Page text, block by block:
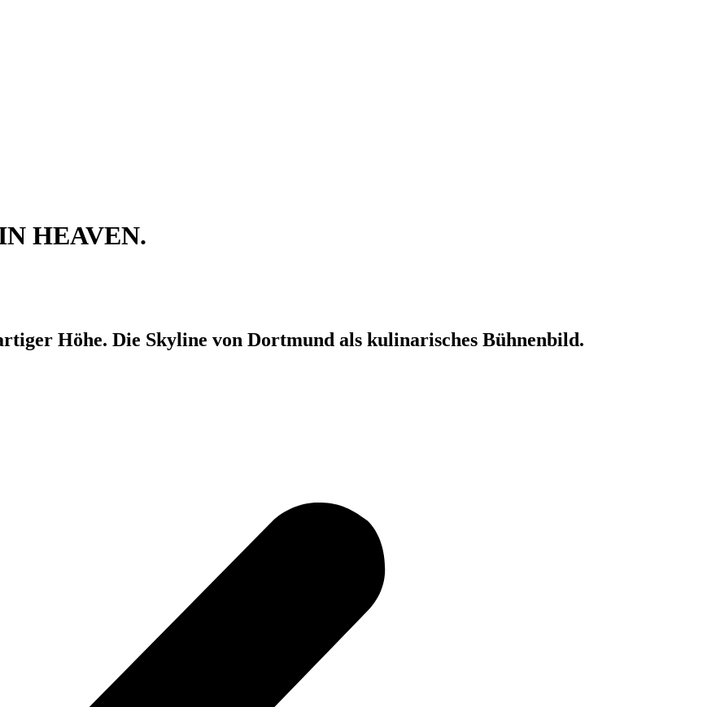
HEAVEN.
Höhe. Die Skyline von Dortmund als kulinarisches Bühnenbild.